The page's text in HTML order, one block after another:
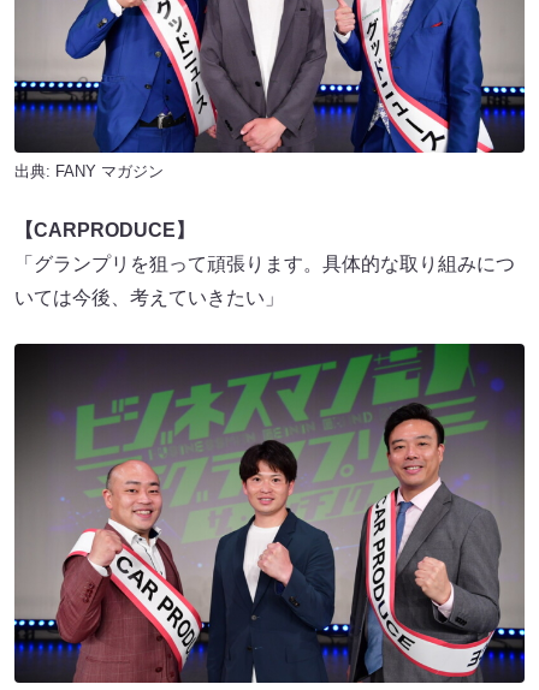
出典: FANY マガジン
【CARPRODUCE】
「グランプリを狙って頑張ります。具体的な取り組みにつ
いては今後、考えていきたい」